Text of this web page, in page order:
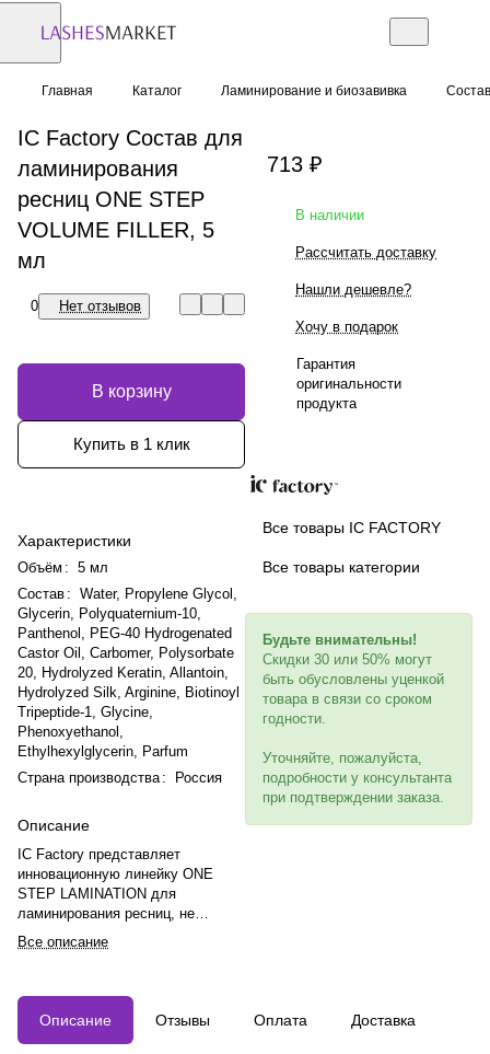
Главная Каталог Ламинирование и биозавивка
IC Factory Состав для
ламинирования
ресниц ONE STEP
VOLUME FILLER, 5
мл
0 Нет отзывов
В корзину
Купить в 1 клик
Характеристики
Объём : 5 мл
Состав : Water, Propylene Glycol,
Glycerin, Polyquaternium-10,
Panthenol, PEG-40 Hydrogenated
Castor Oil, Carbomer, Polysorbate
20, Hydrolyzed Keratin, Allantoin,
Hydrolyzed Silk, Arginine, Biotinoyl
Tripeptide-1, Glycine,
Phenoxyethanol,
Ethylhexylglycerin, Parfum
Страна производства : Россия
Описание
IC Factory представляет
инновационную линейку ONE
STEP LAMINATION для
ламинирования ресниц, не
имеющую аналогов. Она
включает один состав вместо
ресницы, сохраняя их состояние
Все описание
713 ₽
В наличии
Рассчитать доставку
Нашли дешевле?
Хочу в подарок
Гарантия
оригинальности
продукта
Все товары IC FACTORY
Все товары категории
Будьте внимательны!
Скидки 30 или 50% могут
быть обусловлены уценкой
товара в связи со сроком
годности.
Уточняйте, пожалуйста,
подробности у консультанта
при подтверждении заказа.
Описание Отзывы Оплата Доставка